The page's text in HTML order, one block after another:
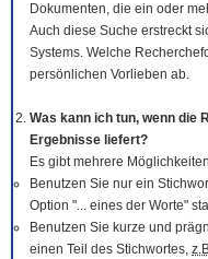
Dokumenten, die ein oder
Auch diese Suche erstreckt
Systems. Welche
persönlichen Vorlieben ab.
Was kann ich tun, wenn die
Ergebnisse liefert?
Es gibt mehrere
Benutzen Sie nur ein
Option "... eines der Worte"
Benutzen Sie kurze und
einen Teil des Stichwortes,